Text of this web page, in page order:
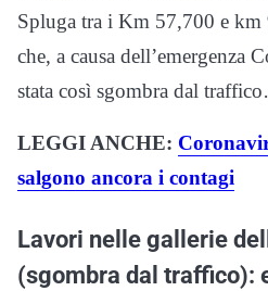
Spluga tra i Km 57,700 e km
che, a causa dell’emergenza
stata così sgombra dal
LEGGI ANCHE:
salgono ancora i contagi
Lavori nelle gallerie
(sgombra dal traffico):